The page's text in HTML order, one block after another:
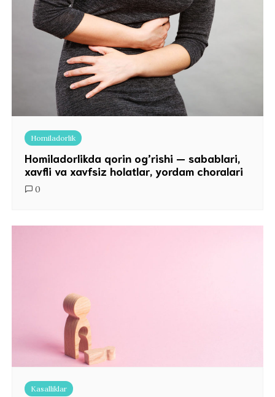
Homiladorlik
Homiladorlikda qorin og’rishi — sabablari,
xavfli va xavfsiz holatlar, yordam choralari
0
Kasalliklar